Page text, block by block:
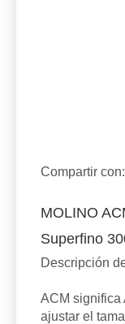
Compartir con:
MOLINO
Superfino
Descripción
ACM significa
ajustar el